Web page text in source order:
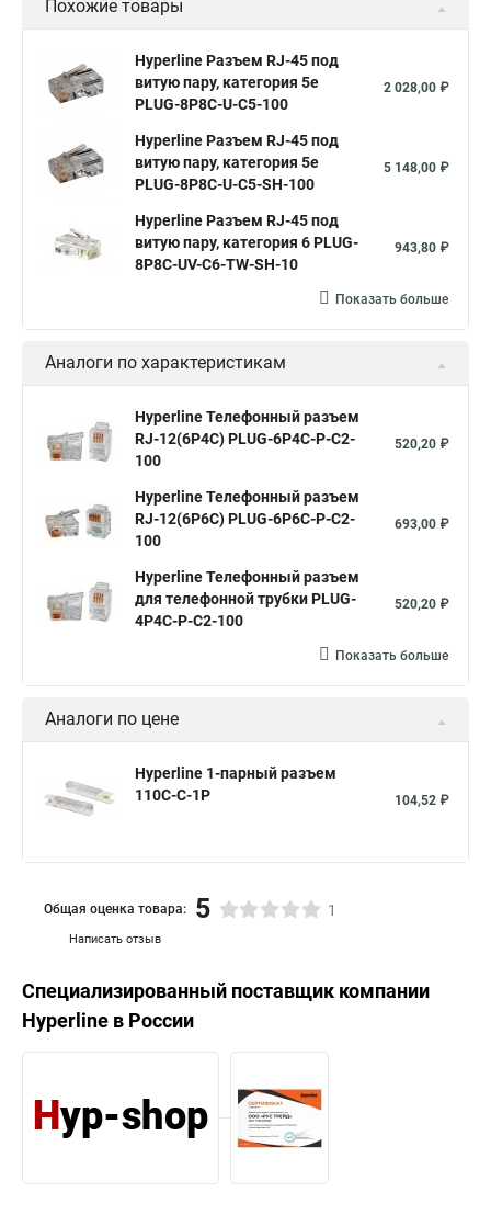
Похожие товары
Hyperline Разъем RJ-45 под
витую пару, категория 5e
PLUG-8P8C-U-C5-100
2 028,00 ₽
Hyperline Разъем RJ-45 под
витую пару, категория 5e
PLUG-8P8C-U-C5-SH-100
5 148,00 ₽
Hyperline Разъем RJ-45 под
витую пару, категория 6 PLUG-
8P8C-UV-C6-TW-SH-10
943,80 ₽
Показать больше
Аналоги по характеристикам
Hyperline Телефонный разъем
RJ-12(6P4C) PLUG-6P4C-P-C2-
100
520,20 ₽
Hyperline Телефонный разъем
RJ-12(6P6C) PLUG-6P6C-P-C2-
100
693,00 ₽
Hyperline Телефонный разъем
для телефонной трубки PLUG-
4P4C-P-C2-100
520,20 ₽
Показать больше
Аналоги по цене
Hyperline 1-парный разъем
110C-C-1P
104,52 ₽
Написать отзыв
Общая оценка товара: 5 1
Специализированный поставщик компании
Hyperline в России